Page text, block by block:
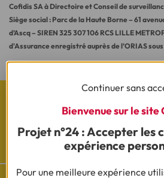
Cofidis SA à Directoire et Conseil de
Siège social : Parc de la Haute Borne – 61
d’Ascq – SIREN 325 307 106 RCS LILLE
d'Assurance enregistré auprès de l’ORIAS
Les actualités
Continuer sans
Bienvenue sur le
Projet n°24 : Accepter les
expérience
Pour une meilleure expérience